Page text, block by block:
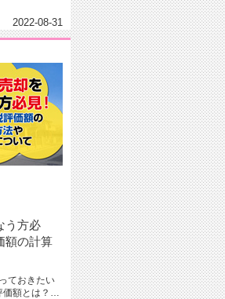
2022-08-31
う方必
額の計算
価額とは？▼